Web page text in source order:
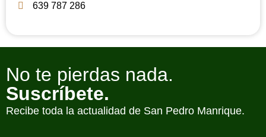
639 787 286
No te pierdas nada.
Suscríbete.
Recibe toda la actualidad de San Pedro Manrique.